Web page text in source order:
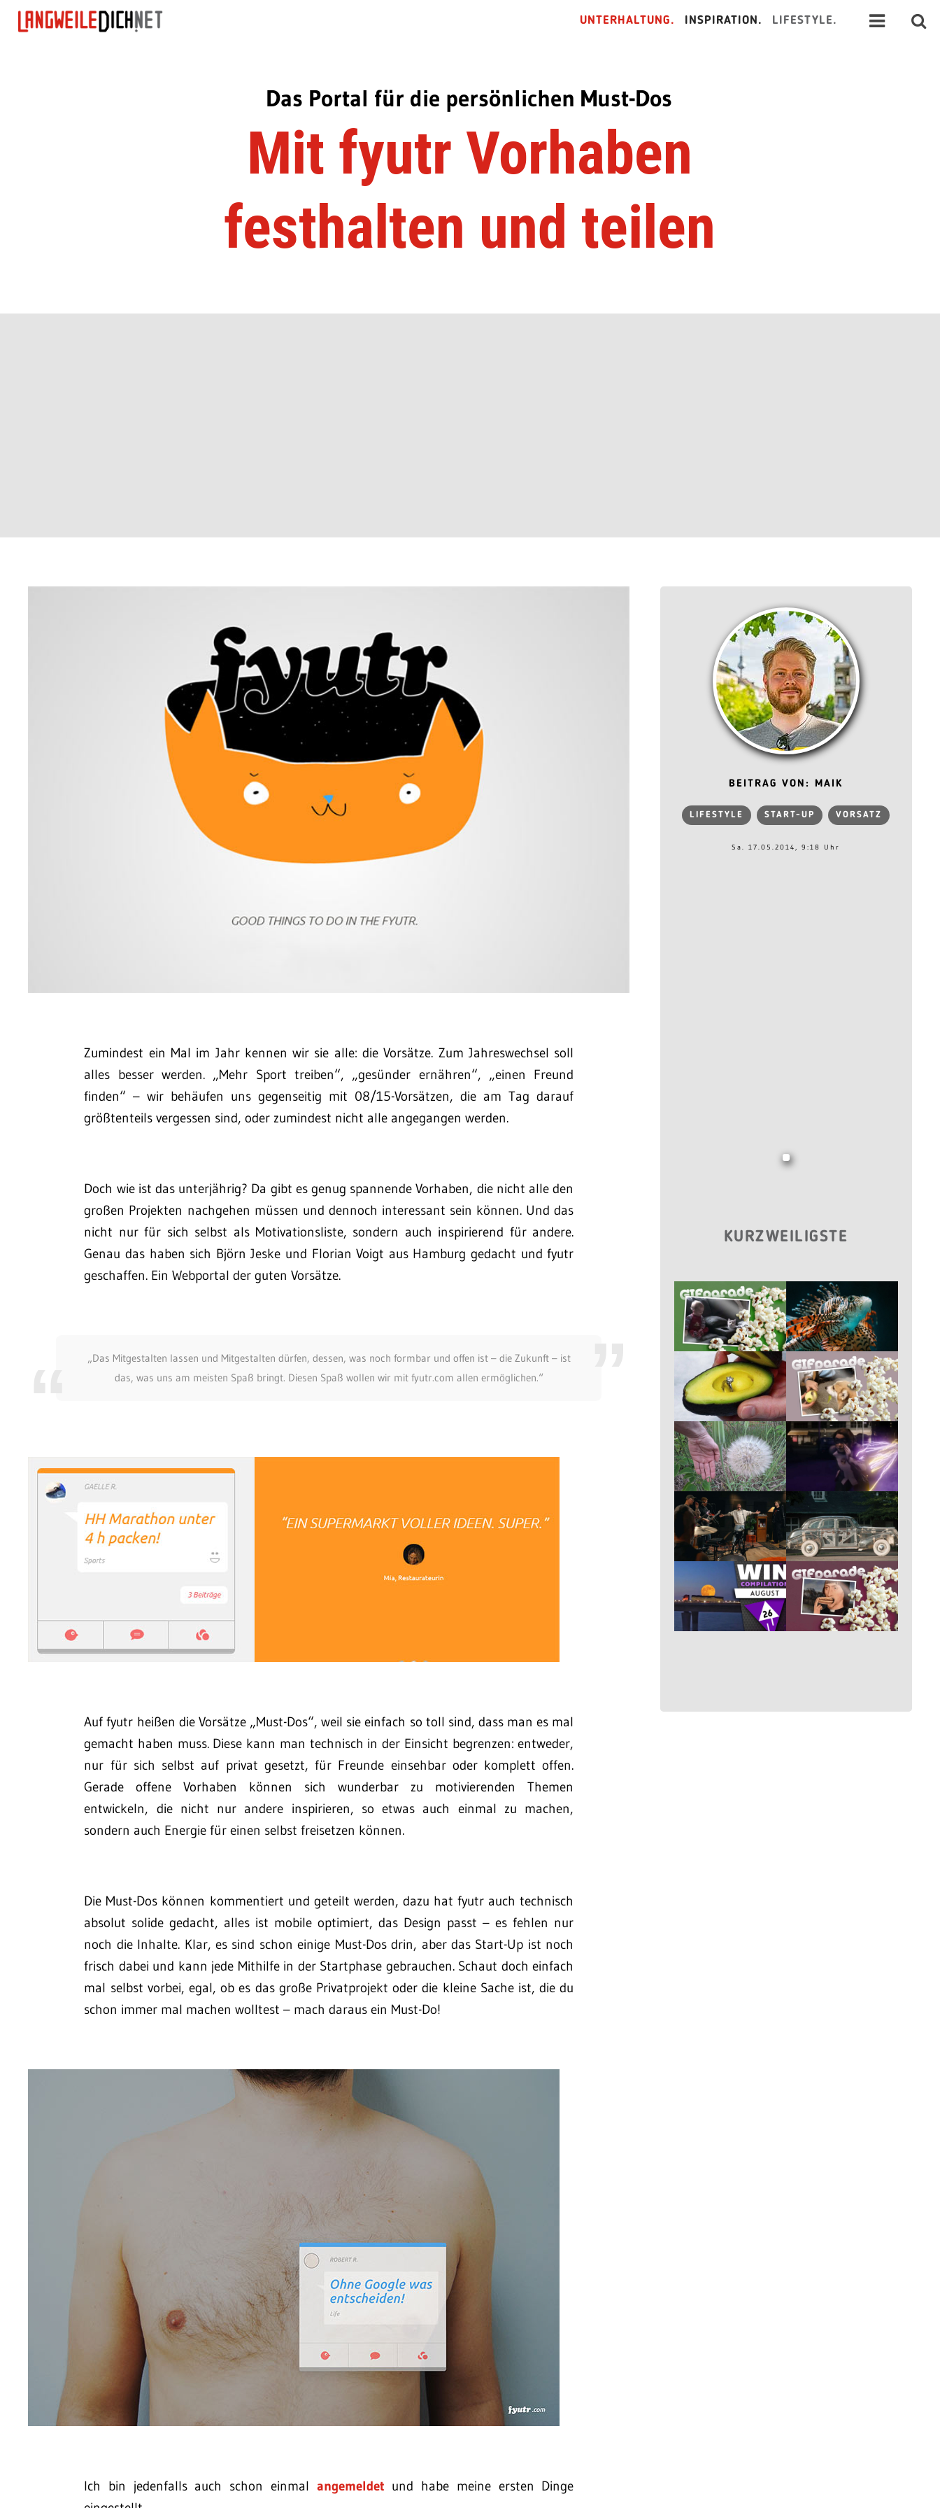
UNTERHALTUNG. INSPIRATION. LIFESTYLE.
Das Portal für die persönlichen Must-Dos
Mit fyutr Vorhaben
festhalten und teilen
Zumindest ein Mal im Jahr kennen wir sie alle: die Vorsätze. Zum Jahreswechsel soll
alles besser werden. „Mehr Sport treiben“, „gesünder ernähren“, „einen Freund
finden“ – wir behäufen uns gegenseitig mit 08/15-Vorsätzen, die am Tag darauf
größtenteils vergessen sind, oder zumindest nicht alle angegangen werden.
Doch wie ist das unterjährig? Da gibt es genug spannende Vorhaben, die nicht alle den
großen Projekten nachgehen müssen und dennoch interessant sein können. Und das
nicht nur für sich selbst als Motivationsliste, sondern auch inspirierend für andere.
Genau das haben sich Björn Jeske und Florian Voigt aus Hamburg gedacht und fyutr
geschaffen. Ein Webportal der guten Vorsätze.
„Das Mitgestalten lassen und Mitgestalten dürfen, dessen, was noch formbar und offen ist – die Zukunft – ist
das, was uns am meisten Spaß bringt. Diesen Spaß wollen wir mit fyutr.com allen ermöglichen.“
Auf fyutr heißen die Vorsätze „Must-Dos“, weil sie einfach so toll sind, dass man es mal
gemacht haben muss. Diese kann man technisch in der Einsicht begrenzen: entweder,
nur für sich selbst auf privat gesetzt, für Freunde einsehbar oder komplett offen.
Gerade offene Vorhaben können sich wunderbar zu motivierenden Themen
entwickeln, die nicht nur andere inspirieren, so etwas auch einmal zu machen,
sondern auch Energie für einen selbst freisetzen können.
Die Must-Dos können kommentiert und geteilt werden, dazu hat fyutr auch technisch
absolut solide gedacht, alles ist mobile optimiert, das Design passt – es fehlen nur
noch die Inhalte. Klar, es sind schon einige Must-Dos drin, aber das Start-Up ist noch
frisch dabei und kann jede Mithilfe in der Startphase gebrauchen. Schaut doch einfach
mal selbst vorbei, egal, ob es das große Privatprojekt oder die kleine Sache ist, die du
schon immer mal machen wolltest – mach daraus ein Must-Do!
Ich bin jedenfalls auch schon einmal angemeldet und habe meine ersten Dinge
BEITRAG VON: MAIK
LIFESTYLE START-UP VORSATZ
Sa. 17.05.2014, 9:18 Uhr
KURZWEILIGSTE